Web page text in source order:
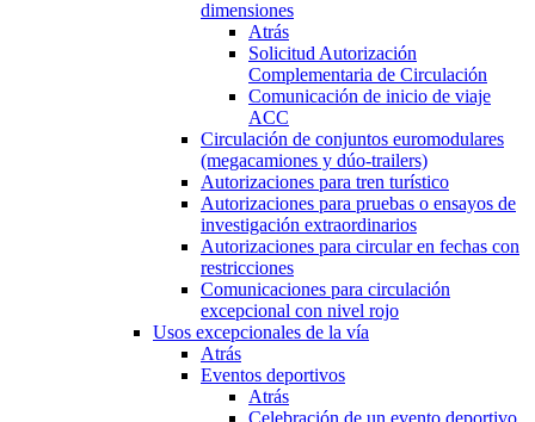
dimensiones
Atrás
Solicitud Autorización
Complementaria de Circulación
Comunicación de inicio de viaje
ACC
Circulación de conjuntos euromodulares
(megacamiones y dúo-trailers)
Autorizaciones para tren turístico
Autorizaciones para pruebas o ensayos de
investigación extraordinarios
Autorizaciones para circular en fechas con
restricciones
Comunicaciones para circulación
excepcional con nivel rojo
Usos excepcionales de la vía
Atrás
Eventos deportivos
Atrás